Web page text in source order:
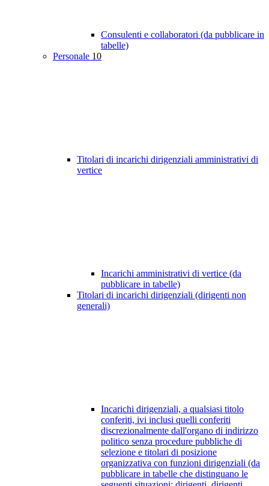
Consulenti e collaboratori (da pubblicare in
tabelle)
Personale 10
Titolari di incarichi dirigenziali amministrativi di
vertice
Incarichi amministrativi di vertice (da
pubblicare in tabelle)
Titolari di incarichi dirigenziali (dirigenti non
generali)
Incarichi dirigenziali, a qualsiasi titolo
conferiti, ivi inclusi quelli conferiti
discrezionalmente dall'organo di indirizzo
politico senza procedure pubbliche di
selezione e titolari di posizione
organizzativa con funzioni dirigenziali (da
pubblicare in tabelle che distinguano le